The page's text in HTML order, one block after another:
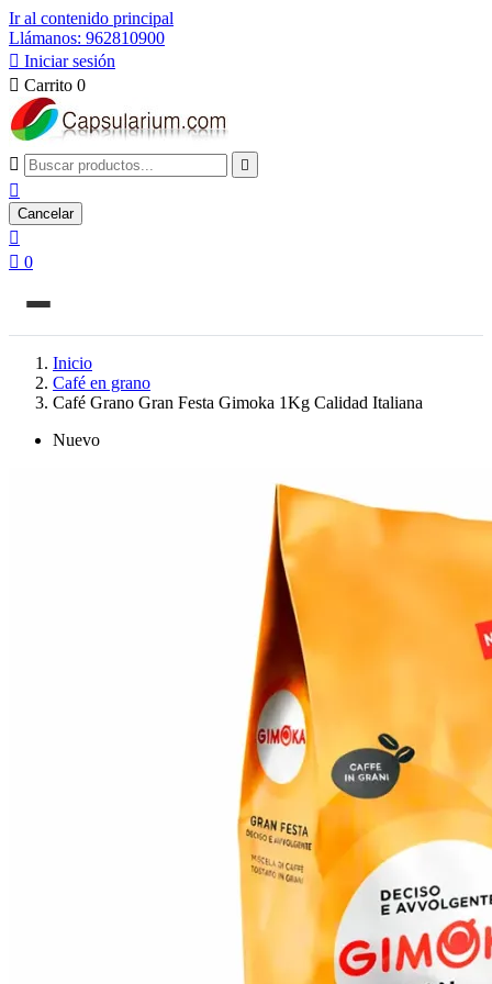
Ir al contenido principal
Llámanos: 962810900
 Iniciar sesión
 Carrito 0
 

Cancelar

 0
Inicio
Café en grano
Café Grano Gran Festa Gimoka 1Kg Calidad Italiana
Nuevo